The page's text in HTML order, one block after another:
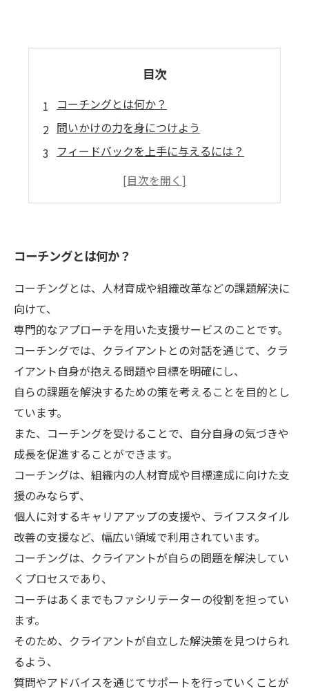
目次
コーチングとは何か？
問いかけの力を身につけよう
フィードバックを上手に与えるには？
目標設定の基本を理解しよう
コーチングとは何か？
コーチングとは、人材育成や組織改革などの課題解決に
向けて、
専門的なアプローチを用いた支援サービスのことです。
コーチングでは、クライアントとの対話を通じて、クラ
イアント自身が抱える問題や目標を明確にし、
自らの課題を解決するための策を考えることを目的とし
ています。
また、コーチングを受けることで、自分自身の気づきや
成長を促進することができます。
コーチングは、組織内の人材育成や目標達成に向けた支
援のみならず、
個人に対するキャリアアップの支援や、ライフスタイル
改善の支援など、幅広い領域で利用されています。
コーチングは、クライアントが自らの問題を解決してい
くプロセスであり、
コーチはあくまでもファシリテーターの役割を担ってい
ます。
そのため、クライアントが自立した解決策を見つけられ
るよう、
質問やアドバイスを通じてサポートを行っていくことが